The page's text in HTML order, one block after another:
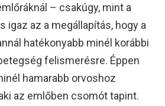
– csakúgy, mint a
igaz az a megállapítás, hogy a
hatékonyabb minél korábbi
felismerésre. Éppen
hamarabb orvoshoz
az emlőben csomót tapint.